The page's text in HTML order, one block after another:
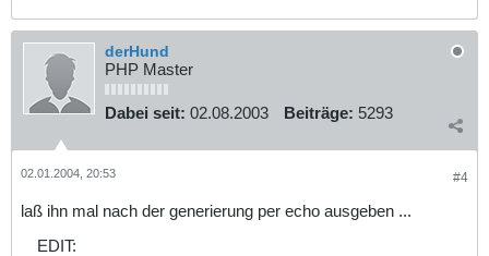
derHund
PHP Master
Dabei seit: 02.08.2003 Beiträge: 5293
#4
02.01.2004, 20:53
laß ihn mal nach der generierung per echo ausgeben ...
EDIT: